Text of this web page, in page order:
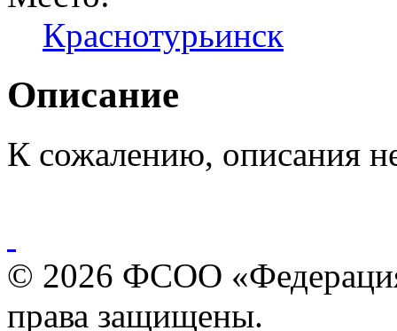
Краснотурьинск
Описание
К сожалению, описания
© 2026 ФСОО
права защищены.